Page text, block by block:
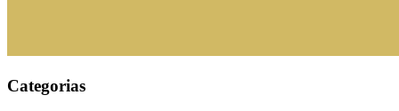
Categorias